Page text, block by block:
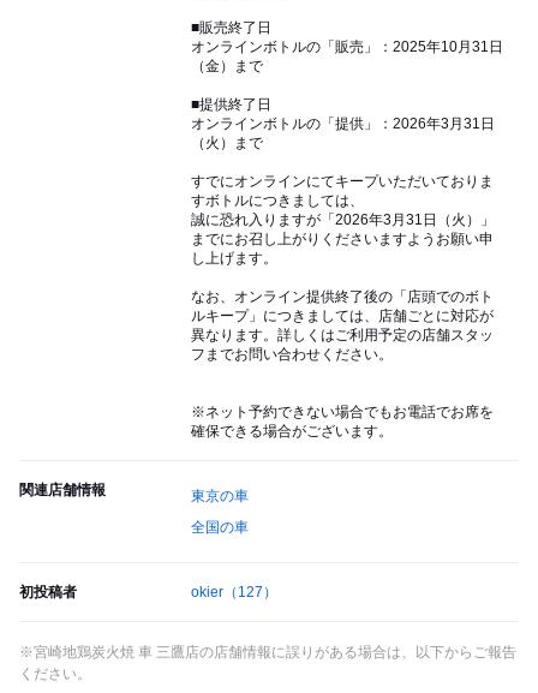
■販売終了日
オンラインボトルの「販売」：2025年10月31日
（金）まで
■提供終了日
オンラインボトルの「提供」：2026年3月31日
（火）まで
すでにオンラインにてキープいただいておりま
すボトルにつきましては、
誠に恐れ入りますが「2026年3月31日（火）」
までにお召し上がりくださいますようお願い申
し上げます。
なお、オンライン提供終了後の「店頭でのボト
ルキープ」につきましては、店舗ごとに対応が
異なります。詳しくはご利用予定の店舗スタッ
フまでお問い合わせください。
※ネット予約できない場合でもお電話でお席を
確保できる場合がございます。
関連店舗情報
東京の車
全国の車
初投稿者 okier （127）
※宮崎地鶏炭火焼 車 三鷹店の店舗情報に誤りがある場合は、以下からご報告
ください。